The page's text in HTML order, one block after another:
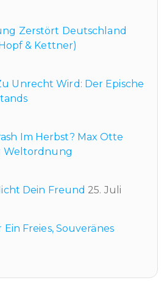
Zerstört Deutschland
& Kettner)
Unrecht Wird: Der Epische
Im Herbst? Max Otte
Weltordnung
Dein Freund 25. Juli
Freies, Souveränes